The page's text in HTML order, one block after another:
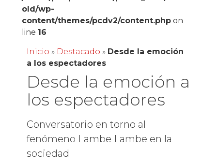
old/wp-
content/themes/pcdv2/content.phpon
line 16
Inicio » Destacado » Desde la emoción
a los espectadores
Desde la emoción a
los espectadores
Conversatorio en torno al
fenómeno Lambe Lambe en la
sociedad